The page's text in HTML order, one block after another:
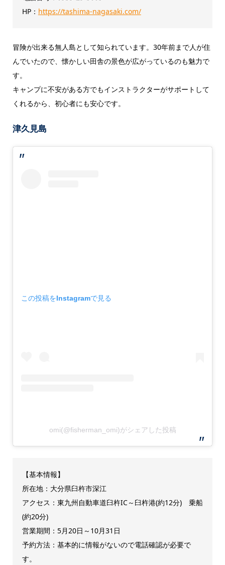
HP： https://tashima-nagasaki.com/
冒険が出来る無人島として知られています。30年前まで人が住
んでいたので、懐かしい田舎の景色が広がっているのも魅力で
す。
キャンプに不安がある方でもインストラクターがサポートして
くれるから、初心者にも安心です。
津久見島
この投稿をInstagramで見る
omi(@fisherman_omi)がシェアした投稿
【基本情報】
所在地：大分県臼杵市深江
アクセス：東九州自動車道臼杵IC～臼杵港(約12分) 乗船
(約20分)
営業期間：5月20日～10月31日
予約方法：基本的に情報がないので電話確認が必要で
す。